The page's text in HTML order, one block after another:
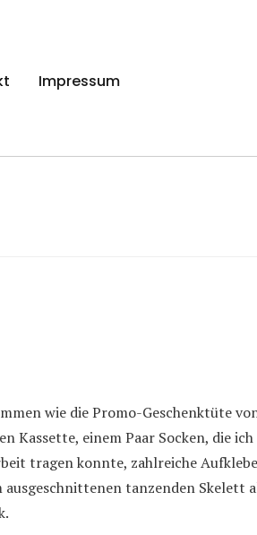
Impressum
wie die Promo-Geschenktüte
Kassette, einem Paar Socken, die ich
tragen konnte, zahlreiche
tanzenden Skelett